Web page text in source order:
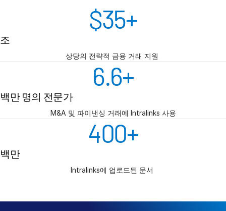
한국인
简体中文
繁體中文
데모 요청
견적 받기
$35+
조
상당의 전략적 금융 거래 지원
6.6+
백만 명의 전문가
M&A 및 파이낸싱 거래에 Intralinks 사용
400+
백만
Intralinks에 업로드된 문서